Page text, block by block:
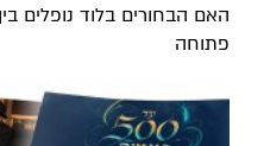
האם הבחורים בלוד נופלים
פתוחה